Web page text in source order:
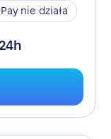
nie działa